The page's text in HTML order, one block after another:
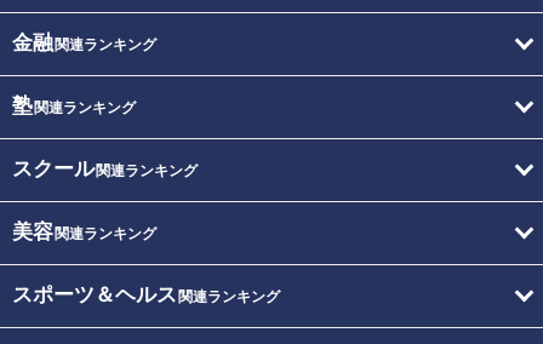
金融関連ランキング
塾関連ランキング
スクール関連ランキング
美容関連ランキング
スポーツ＆ヘルス 関連ランキング